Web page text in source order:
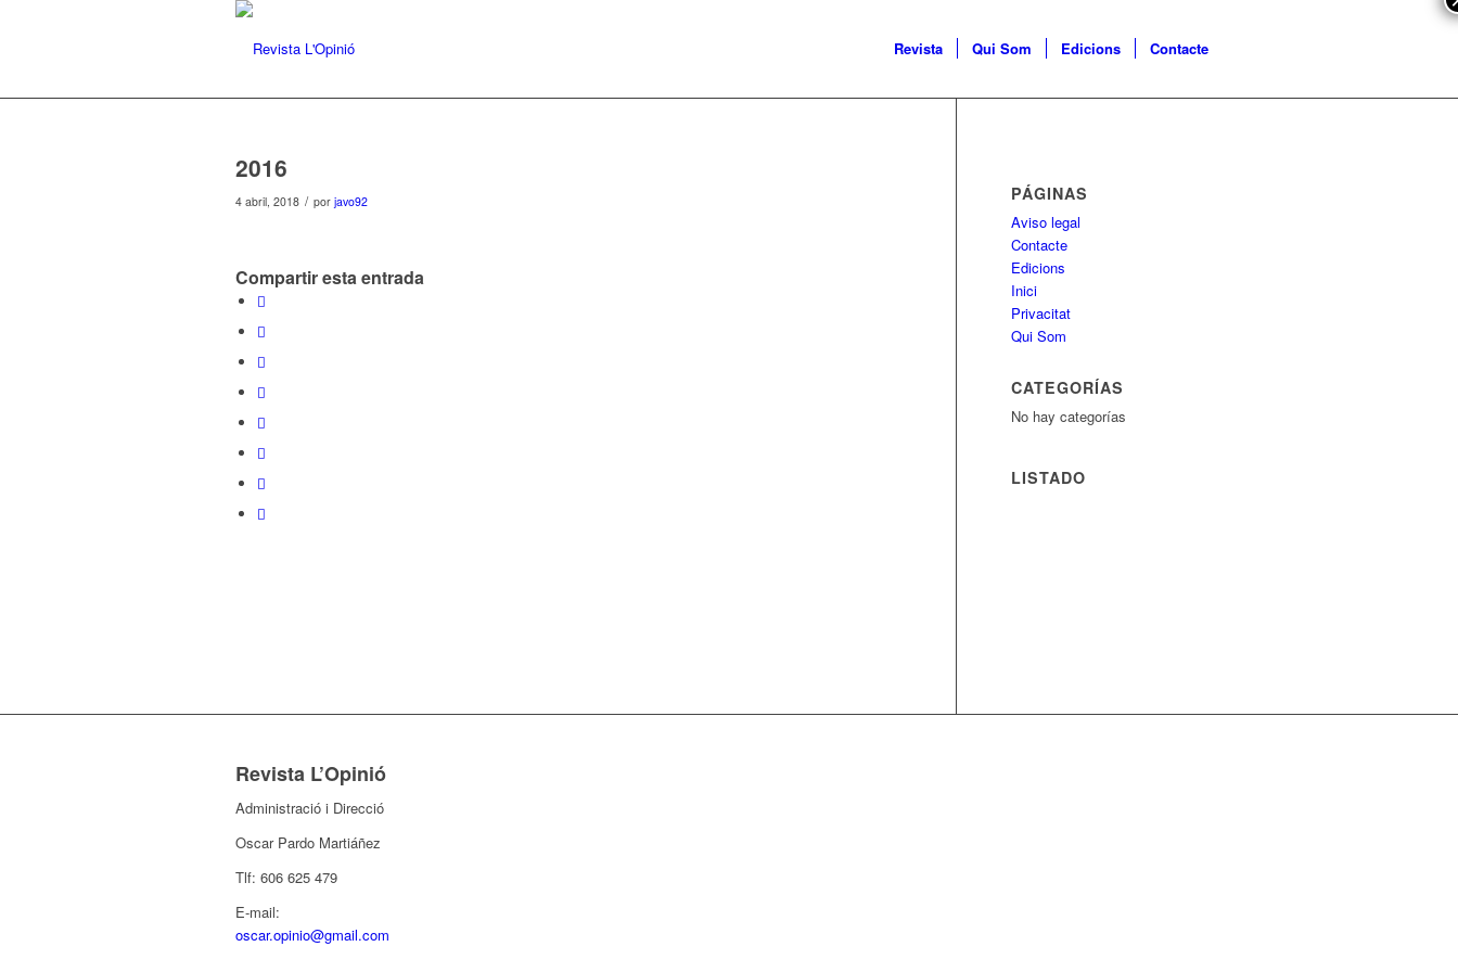
Revista Qui Som Edicions Contacte
2016
4 abril, 2018 / por javo92
Compartir esta entrada
PÁGINAS
Aviso legal
Contacte
Edicions
Inici
Privacitat
Qui Som
CATEGORÍAS
No hay categorías
LISTADO
Revista L’Opinió
Administració i Direcció
Oscar Pardo Martiáñez
Tlf: 606 625 479
E-mail:
oscar.opinio@gmail.com